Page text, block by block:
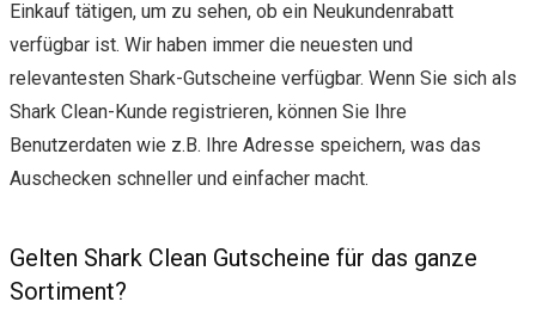
Einkauf tätigen, um zu sehen, ob ein Neukundenrabatt
verfügbar ist. Wir haben immer die neuesten und
relevantesten Shark-Gutscheine verfügbar. Wenn Sie sich als
Shark Clean-Kunde registrieren, können Sie Ihre
Benutzerdaten wie z.B. Ihre Adresse speichern, was das
Auschecken schneller und einfacher macht.
Gelten Shark Clean Gutscheine für das ganze
Sortiment?